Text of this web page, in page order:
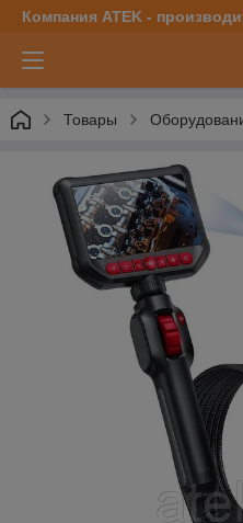
Компания ATEK -
Товары